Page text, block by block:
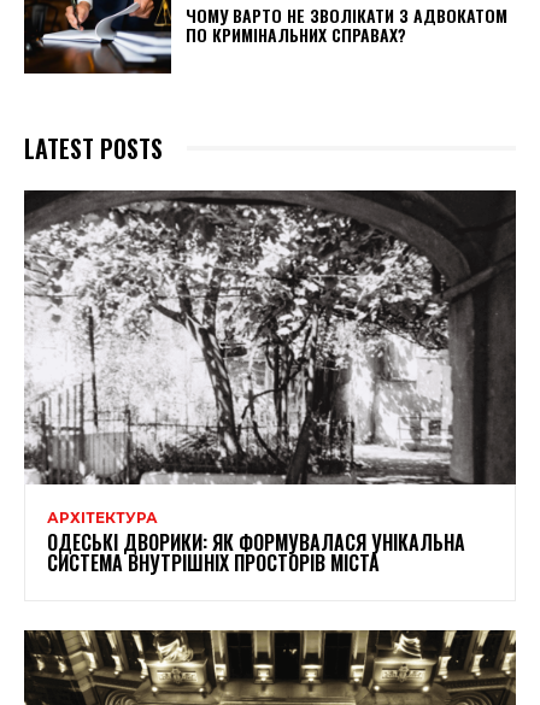
ЧОМУ ВАРТО НЕ ЗВОЛІКАТИ З АДВОКАТОМ
ПО КРИМІНАЛЬНИХ СПРАВАХ?
LATEST POSTS
АРХІТЕКТУРА
ОДЕСЬКІ ДВОРИКИ: ЯК ФОРМУВАЛАСЯ УНІКАЛЬНА
СИСТЕМА ВНУТРІШНІХ ПРОСТОРІВ МІСТА